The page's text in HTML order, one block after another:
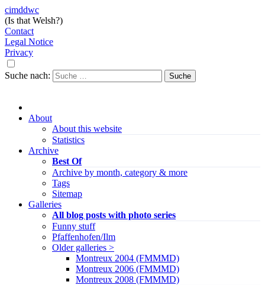
cimddwc
(Is that Welsh?)
Contact
Legal Notice
Privacy
Suche nach:
About
About this website
Statistics
Archive
Best Of
Archive by month, category & more
Tags
Sitemap
Galleries
All blog posts with photo series
Funny stuff
Pfaffenhofen/Ilm
Older galleries >
Montreux 2004 (FMMMD)
Montreux 2006 (FMMMD)
Montreux 2008 (FMMMD)